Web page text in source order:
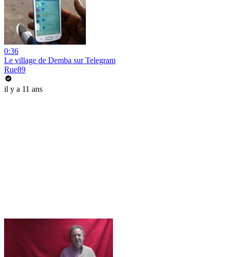
0:36
Le village de Demba sur Telegram
Rue89
il y a 11 ans